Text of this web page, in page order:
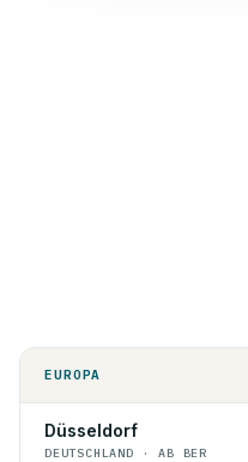
EUROPA
Düsseldorf
DEUTSCHLAND · AB BER